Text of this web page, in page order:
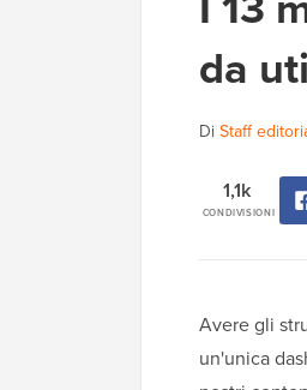
da
DiStaff
CONDIVISIONI
1,1k
Avere gli
un'unica